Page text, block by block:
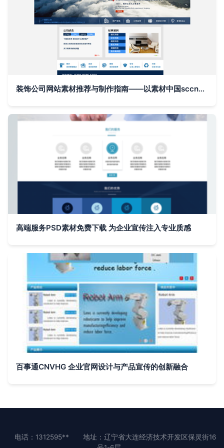
装饰公司网站素材推荐与制作指南——以素材中国sccnn.com为例打造专业企业宣传网站
高端服务PSD素材免费下载 为企业宣传注入专业质感
百事通CNVHG 企业官网设计与产品宣传的创新融合
电话：1312595**
地址：辽宁省大连经济技术开发区保灵街16